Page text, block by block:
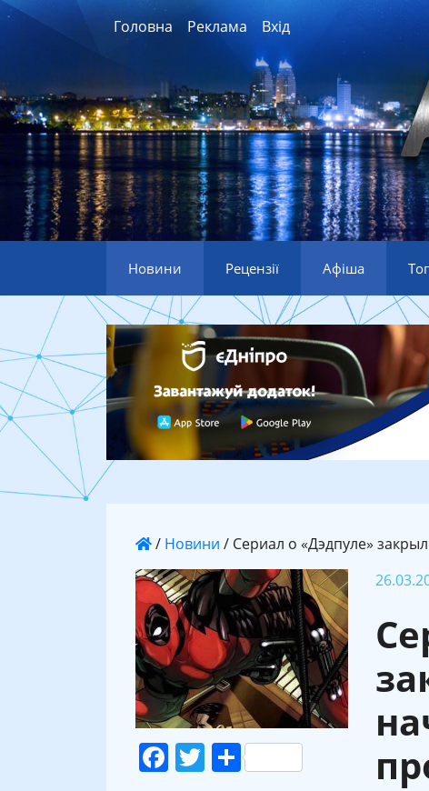
Головна Реклама Вхід
Новини Рецензії Афіша
/ Новини / Сериал о «Дэдпуле»
Facebook
Twitter
Поділитися